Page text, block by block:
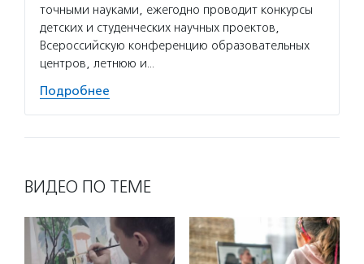
точными науками, ежегодно проводит конкурсы
детских и студенческих научных проектов,
Всероссийскую конференцию образовательных
центров, летнюю и…
Подробнее
ВИДЕО ПО ТЕМЕ